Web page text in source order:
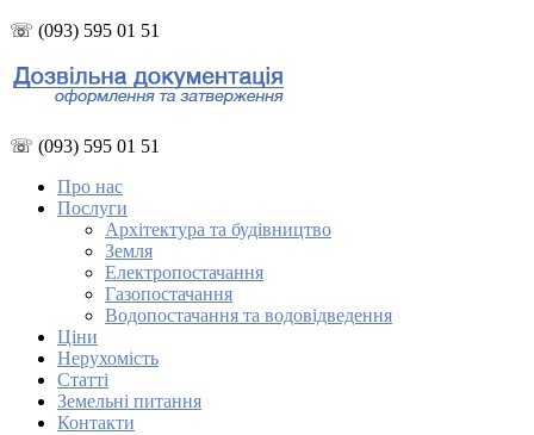
☏ (093) 595 01 51
☏ (093) 595 01 51
Про нас
Послуги
Архітектура та будівництво
Земля
Електропостачання
Газопостачання
Водопостачання та водовідведення
Ціни
Нерухомість
Статті
Земельні питання
Контакти